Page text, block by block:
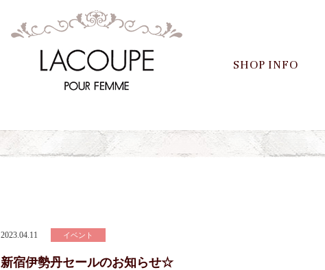
SHOP INFO
2023.04.11 イベント
新宿伊勢丹セールのお知らせ☆